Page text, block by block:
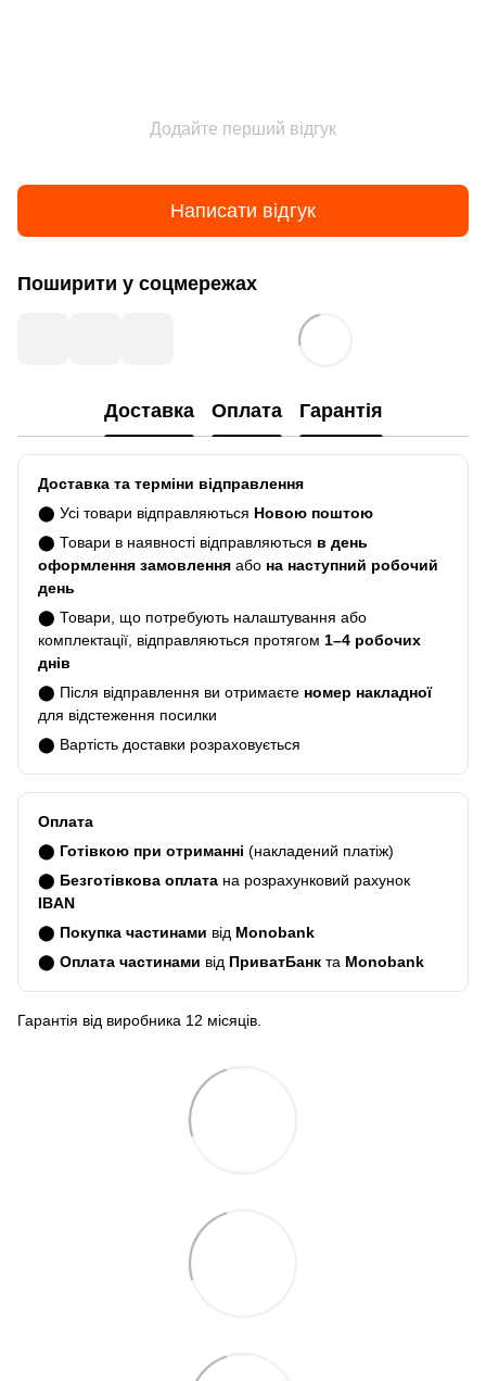
Додайте перший відгук
Написати відгук
Поширити у соцмережах
Доставка Оплата Гарантія
Доставка та терміни відправлення
⬤ Усі товари відправляються Новою поштою
⬤ Товари в наявності відправляються в день
оформлення замовлення або на наступний робочий
день
⬤ Товари, що потребують налаштування або
комплектації, відправляються протягом 1–4 робочих
днів
⬤ Після відправлення ви отримаєте номер накладної
для відстеження посилки
⬤ Вартість доставки розраховується
Оплата
⬤ Готівкою при отриманні (накладений платіж)
⬤ Безготівкова оплата на розрахунковий рахунок
IBAN
⬤ Покупка частинами від Monobank
⬤ Оплата частинами від ПриватБанк та Monobank
Гарантія від виробника 12 місяців.